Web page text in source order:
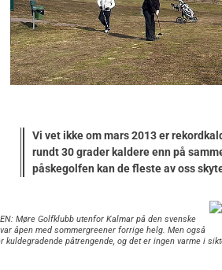
Vi vet ikke om mars 2013 er
rundt 30 grader kaldere enn på
påskegolfen kan de fleste av oss
Møre Golfklubb utenfor Kalmar på den svenske
åpen med sommergreener forrige helg. Men også
kuldegradende påtrengende, og det er ingen varme i